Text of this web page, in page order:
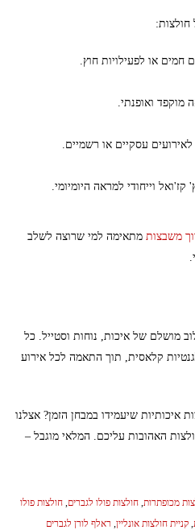
חולצות:
חמים או לפעילויות חוץ.
מוקפד ואופנתי.
לאירועים עסקיים או רשמיים.
וייחודי למראה היומיומי.
משבצות מתאימה למי שרוצה לשלב
מושלם של איכות, נוחות וסטייל. כל
קלאסית, תוך התאמה לכל אירוע
איכותיות שיעמידו במבחן הזמן? אצלנו
האהובות עליכם. המלאי מוגבל –
מכופתרות, חולצות פולו לגברים, חולצות פולו
, קניית חולצות אונליין, ראלף לורן לגברים